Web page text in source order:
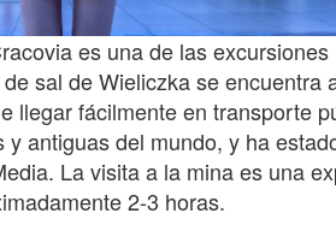
es una de las excursiones
sal de Wieliczka se encuentra
llegar fácilmente en transporte
antiguas del mundo, y ha
La visita a la mina es una
2-3 horas.